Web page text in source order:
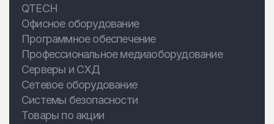
QTECH
Офисное оборудование
Программное обеспечение
Профессиональное медиаоборудование
Серверы и СХД
Сетевое оборудование
Системы безопасности
Товары по акции